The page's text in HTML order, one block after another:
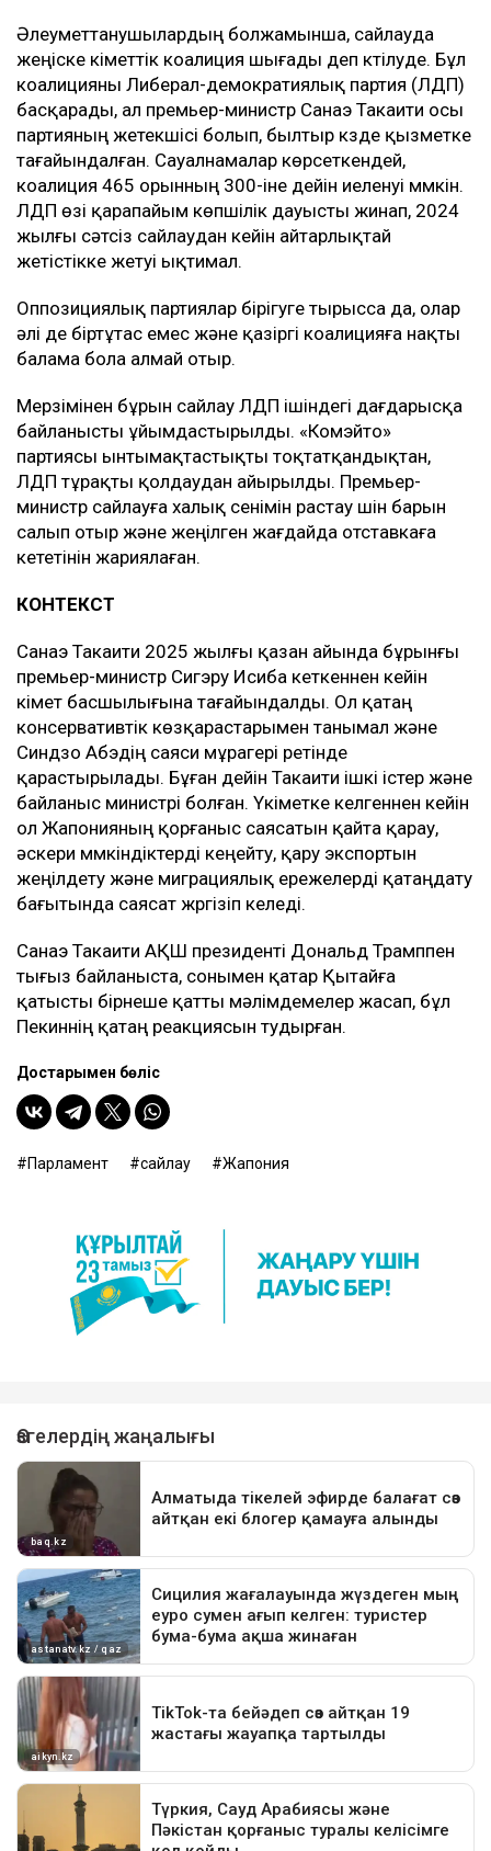
Әлеуметтанушылардың болжамынша, сайлауда
жеңіске үкіметтік коалиция шығады деп күтілуде. Бұл
коалицияны Либерал-демократиялық партия (ЛДП)
басқарады, ал премьер-министр Санаэ Такаити осы
партияның жетекшісі болып, былтыр күзде қызметке
тағайындалған. Сауалнамалар көрсеткендей,
коалиция 465 орынның 300-іне дейін иеленуі мүмкін.
ЛДП өзі қарапайым көпшілік дауысты жинап, 2024
жылғы сәтсіз сайлаудан кейін айтарлықтай
жетістікке жетуі ықтимал.
Оппозициялық партиялар бірігуге тырысса да, олар
әлі де біртұтас емес және қазіргі коалицияға нақты
балама бола алмай отыр.
Мерзімінен бұрын сайлау ЛДП ішіндегі дағдарысқа
байланысты ұйымдастырылды. «Комэйто»
партиясы ынтымақтастықты тоқтатқандықтан,
ЛДП тұрақты қолдаудан айырылды. Премьер-
министр сайлауға халық сенімін растау үшін барын
салып отыр және жеңілген жағдайда отставкаға
кететінін жариялаған.
КОНТЕКСТ
Санаэ Такаити 2025 жылғы қазан айында бұрынғы
премьер-министр Сигэру Исиба кеткеннен кейін
үкімет басшылығына тағайындалды. Ол қатаң
консервативтік көзқарастарымен танымал және
Синдзо Абэдің саяси мұрагері ретінде
қарастырылады. Бұған дейін Такаити ішкі істер және
байланыс министрі болған. Үкіметке келгеннен кейін
ол Жапонияның қорғаныс саясатын қайта қарау,
әскери мүмкіндіктерді кеңейту, қару экспортын
жеңілдету және миграциялық ережелерді қатаңдату
бағытында саясат жүргізіп келеді.
Санаэ Такаити АҚШ президенті Дональд Трамппен
тығыз байланыста, сонымен қатар Қытайға
қатысты бірнеше қатты мәлімдемелер жасап, бұл
Пекиннің қатаң реакциясын тудырған.
Достарыңмен бөліс
Парламент сайлау Жапония